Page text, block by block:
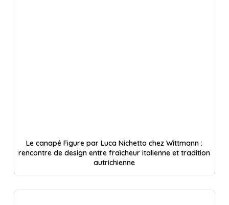
Le canapé Figure par Luca Nichetto chez Wittmann :
rencontre de design entre fraîcheur italienne et tradition
autrichienne